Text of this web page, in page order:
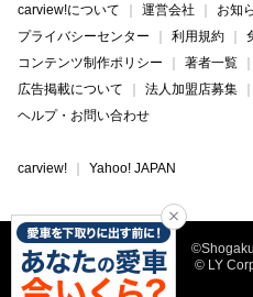
carview!について 運営会社 お知
プライバシーセンター
利用規約
コンテンツ制作ポリシー
著者一覧
広告掲載について
法人加盟店募集
ヘルプ・お問い合わせ
carview! Yahoo! JAPAN
© LY